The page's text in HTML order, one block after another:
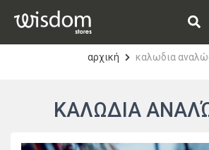
αρχική καλωδια
ΚΑΛΩΔΙΑ